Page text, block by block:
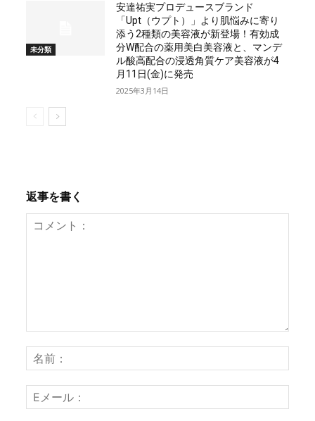
未分類
安達祐実プロデュースブランド
「Upt（ウプト）」より肌悩みに寄り
添う2種類の美容液が新登場！有効成
分W配合の薬用美白美容液と、マンデ
ル酸高配合の浸透角質ケア美容液が4
月11日(金)に発売
2025年3月14日
返事を書く
メ
ト
：
前
メ